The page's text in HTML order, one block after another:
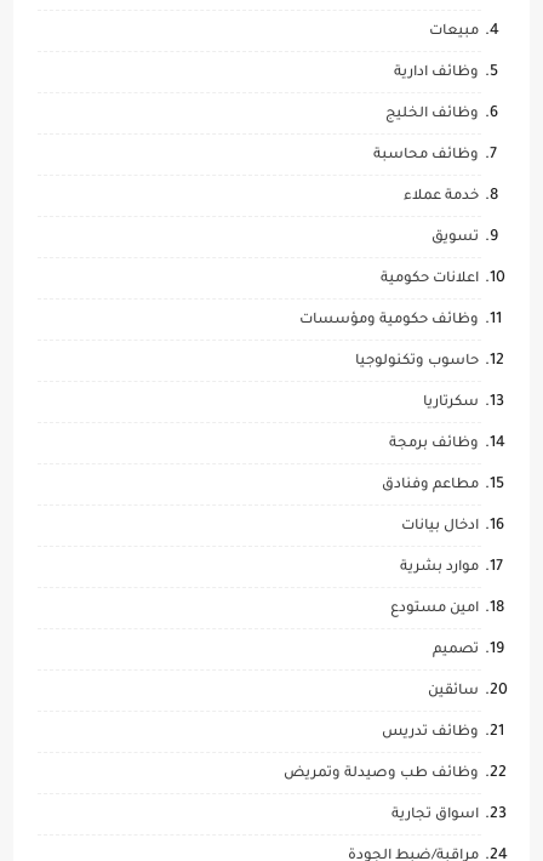
مبيعات
وظائف ادارية
وظائف الخليج
وظائف محاسبة
خدمة عملاء
تسويق
اعلانات حكومية
وظائف حكومية ومؤسسات
حاسوب وتكنولوجيا
سكرتاريا
وظائف برمجة
مطاعم وفنادق
ادخال بيانات
موارد بشرية
امين مستودع
تصميم
سائقين
وظائف تدريس
وظائف طب وصيدلة وتمريض
اسواق تجارية
مراقبة/ضبط الجودة